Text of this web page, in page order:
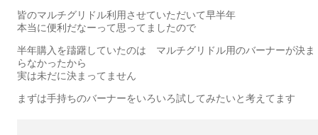
皆のマルチグリドル利用させていただいて早半年
本当に便利だなーって思ってましたので
半年購入を躊躇していたのは マルチグリドル用のバーナーが決ま
らなかったから
実は未だに決まってません
まずは手持ちのバーナーをいろいろ試してみたいと考えてます